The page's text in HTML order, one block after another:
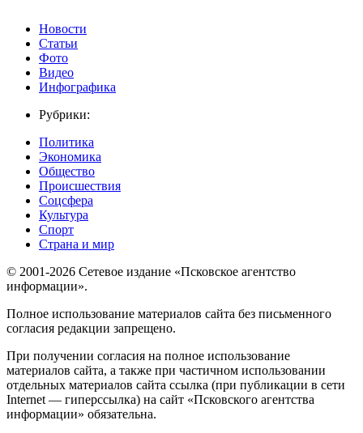
Новости
Статьи
Фото
Видео
Инфографика
Рубрики:
Политика
Экономика
Общество
Происшествия
Соцсфера
Культура
Спорт
Страна и мир
© 2001-2026 Сетевое издание «Псковское агентство
информации».
Полное использование материалов сайта без письменного
согласия редакции запрещено.
При получении согласия на полное использование
материалов сайта, а также при частичном использовании
отдельных материалов сайта ссылка (при публикации в сети
Internet — гиперссылка) на сайт «Псковского агентства
информации» обязательна.